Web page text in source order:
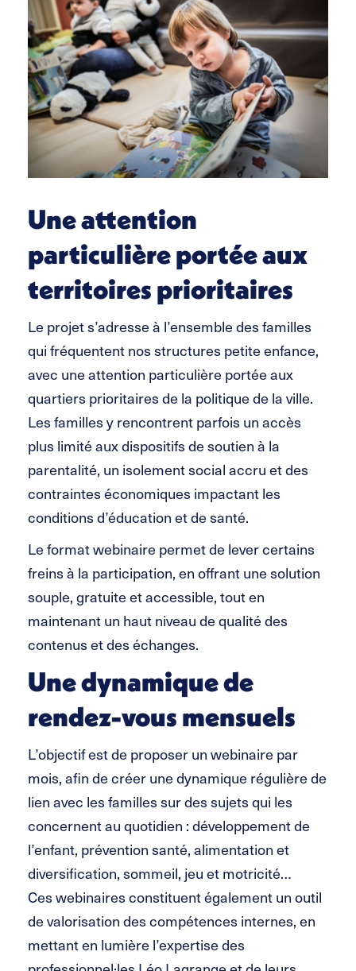
Une attention
particulière portée aux
territoires prioritaires
Le projet s’adresse à l’ensemble des familles
qui fréquentent nos structures petite enfance,
avec une attention particulière portée aux
quartiers prioritaires de la politique de la ville.
Les familles y rencontrent parfois un accès
plus limité aux dispositifs de soutien à la
parentalité, un isolement social accru et des
contraintes économiques impactant les
conditions d’éducation et de santé.
Le format webinaire permet de lever certains
freins à la participation, en offrant une solution
souple, gratuite et accessible, tout en
maintenant un haut niveau de qualité des
contenus et des échanges.
Une dynamique de
rendez-vous mensuels
L’objectif est de proposer un webinaire par
mois, afin de créer une dynamique régulière de
lien avec les familles sur des sujets qui les
concernent au quotidien : développement de
l’enfant, prévention santé, alimentation et
diversification, sommeil, jeu et motricité…
Ces webinaires constituent également un outil
de valorisation des compétences internes, en
mettant en lumière l’expertise des